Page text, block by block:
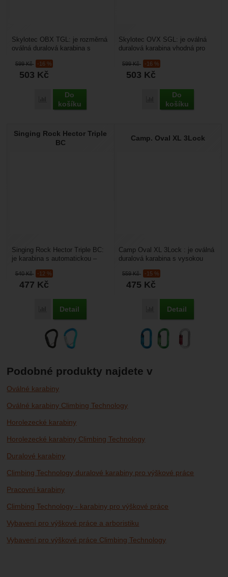
599Kč -16 %
503 Kč
Porovnat
Do
košíku
Skylotec OBX TGL: je rozměrná
oválná duralová karabina s
nechtěnému otevření....
599Kč -16 %
503 Kč
Porovnat
Do
košíku
Skylotec OVX SGL: je oválná
duralová karabina vhodná pro
práce. Má šroubovací...
Singing Rock Hector Triple
BC
540Kč -12 %
477 Kč
Porovnat
Detail
Singing Rock Hector Triple BC:
je karabina s automatickou –
proti nechtěnému...
Camp. Oval XL 3Lock
559Kč -15 %
475 Kč
Porovnat
Detail
Camp Oval XL 3Lock : je oválná
duralová karabina s vysokou
pojistkou...
Podobné produkty najdete v
Oválné karabiny
Oválné karabiny Climbing Technology
Horolezecké karabiny
Horolezecké karabiny Climbing Technology
Duralové karabiny
Climbing Technology duralové karabiny pro výškové práce
Pracovní karabiny
Climbing Technology - karabiny pro výškové práce
Vybavení pro výškové práce a arboristiku
Vybavení pro výškové práce Climbing Technology